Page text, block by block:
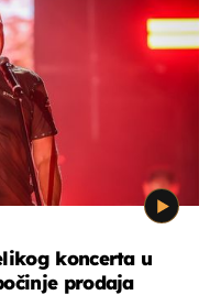
koncerta u
prodaja